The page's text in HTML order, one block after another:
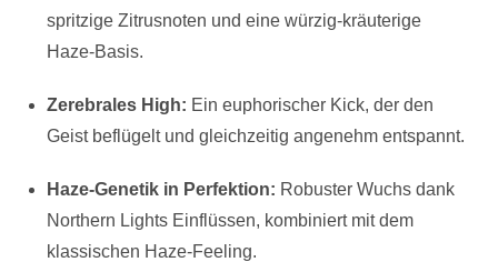
spritzige Zitrusnoten und eine würzig-kräuterige
Haze-Basis.
Zerebrales High: Ein euphorischer Kick, der den
Geist beflügelt und gleichzeitig angenehm entspannt.
Haze-Genetik in Perfektion: Robuster Wuchs dank
Northern Lights Einflüssen, kombiniert mit dem
klassischen Haze-Feeling.